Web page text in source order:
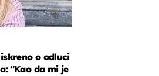
o odluci
''Kao da mi je